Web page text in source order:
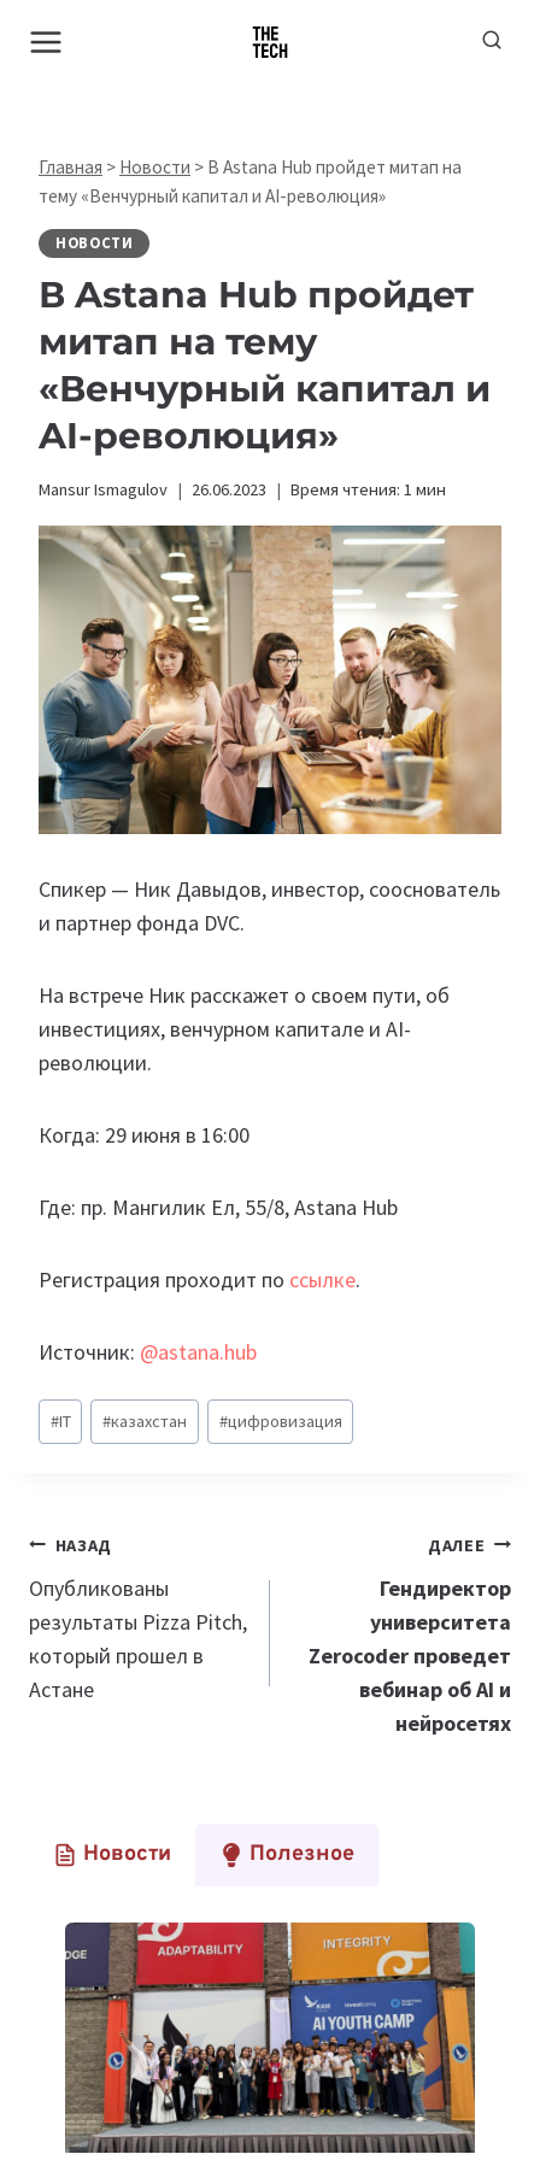
Главная > Новости > В Astana Hub пройдет митап на
тему «Венчурный капитал и AI-революция»
НОВОСТИ
В Astana Hub пройдет
митап на тему
«Венчурный капитал и
AI-революция»
Mansur Ismagulov 26.06.2023 Время чтения: 1 мин
Спикер — Ник Давыдов, инвестор, сооснователь
и партнер фонда DVC.
На встрече Ник расскажет о своем пути, об
инвестициях, венчурном капитале и AI-
революции.
Когда: 29 июня в 16:00
Где: пр. Мангилик Ел, 55/8, Astana Hub
Регистрация проходит по ссылке.
Источник: @astana.hub
Метки
записи:
#IT #казахстан #цифровизация
Навигация
по
записям
НАЗАД
Опубликованы
результаты Pizza Pitch,
который прошел в
Астане
ДАЛЕЕ
Гендиректор
университета
Zerocoder проведет
вебинар об AI и
нейросетях
Новости Полезное